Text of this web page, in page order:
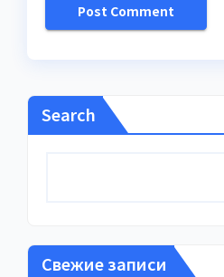
Search
Свежие записи